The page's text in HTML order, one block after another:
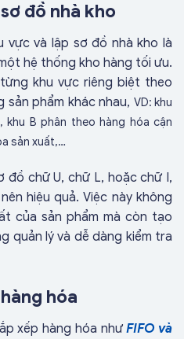
đồ nhà kho
vực và lập sơ đồ nhà kho là
hệ thống kho hàng tối ưu.
khu vực riêng biệt theo
phẩm khác nhau, VD: khu
B phân theo hàng hóa cận
sản xuất,…
đồ chữ U, chữ L, hoặc chữ I,
hiệu quả. Việc này không
của sản phẩm mà còn tạo
quản lý và dễ dàng kiểm tra
hóa
xếp hàng hóa nhưFIFO và